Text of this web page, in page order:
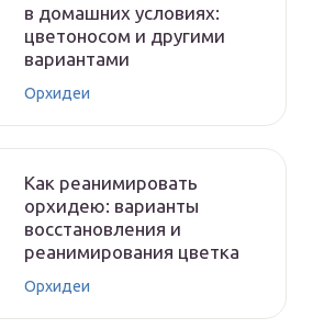
в домашних условиях:
цветоносом и другими
вариантами
Орхидеи
Как реанимировать
орхидею: варианты
восстановления и
реанимирования цветка
Орхидеи